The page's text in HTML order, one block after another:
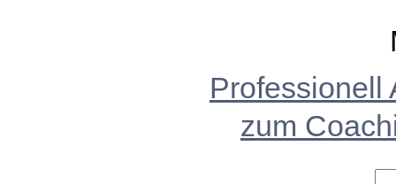
Professionell
zum